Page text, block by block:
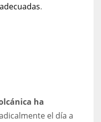
.
ha
el día a